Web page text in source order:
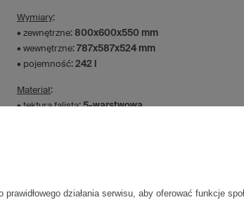
Wymiary:
• zewnętrzne: 800x600x550 mm
• wewnętrzne: 787x587x524 mm
• pojemność: 242 l
Materiał:
• tektura falista:5-warstwowa
• waga jednostkowa (+/-5%):1983 g
działania serwisu, aby oferować funkcje